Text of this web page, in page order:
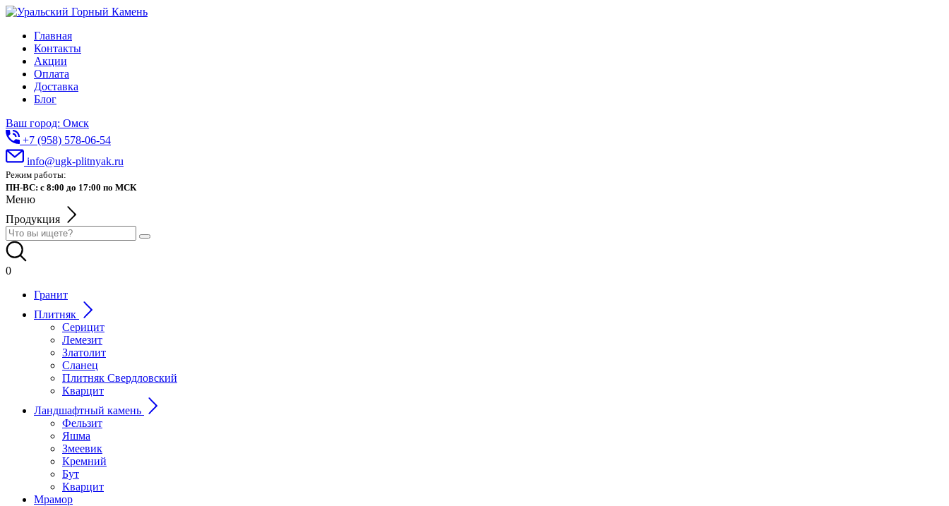
Главная
Контакты
Акции
Оплата
Доставка
Блог
Ваш город: Омск
+7 (958) 578-06-54
info@ugk-plitnyak.ru
Режим работы:
ПН-ВС: с 8:00 до 17:00 по МСК
Меню
Продукция
0
Гранит
Плитняк
Серицит
Лемезит
Златолит
Сланец
Плитняк Свердловский
Кварцит
Ландшафтный камень
Фельзит
Яшма
Змеевик
Кремний
Бут
Кварцит
Мрамор